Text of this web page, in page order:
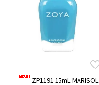
ZP1191 15mL MARISOL